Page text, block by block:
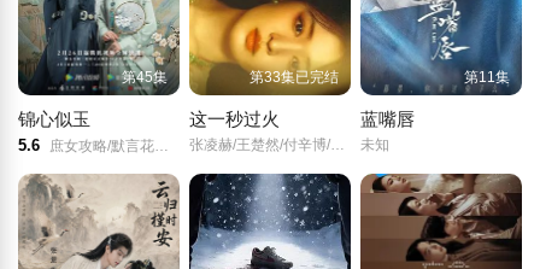
第45集
锦心似玉
5.6 庶女攻略/默言花事/罗十一娘/The Sword and the Brocade/
第33集已完结
这一秒过火
张凌赫/王楚然/付辛博/徐振轩/
第11集
蓝嘴唇
未知